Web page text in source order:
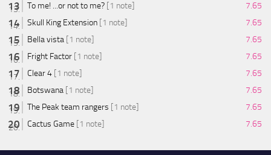
To me! ...or not to me? [1 note]
7.65
Skull King Extension [1 note]
7.65
Bella vista [1 note]
7.65
Fright Factor [1 note]
7.65
Clear 4 [1 note]
7.65
Botswana [1 note]
7.65
The Peak team rangers [1 note]
7.65
Cactus Game [1 note] 7.65